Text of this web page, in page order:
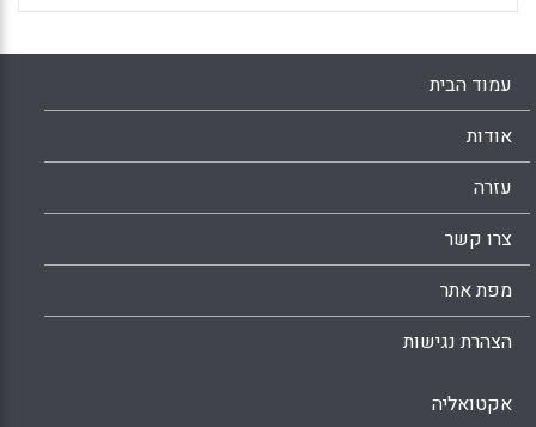
עמוד הבית
אודות
עזרה
צרו קשר
מפת אתר
הצהרת נגישות
אקטואליה